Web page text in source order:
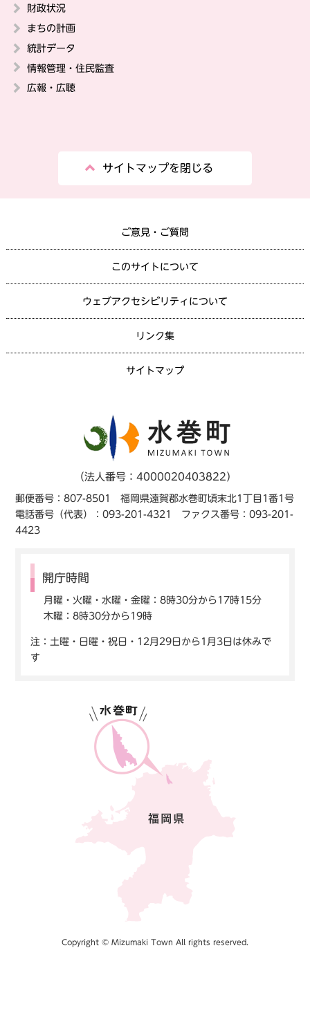
財政状況
まちの計画
統計データ
情報管理・住民監査
広報・広聴
サイトマップを閉じる
ご意見・ご質問
このサイトについて
ウェブアクセシビリティについて
リンク集
サイトマップ
（法人番号：4000020403822）
郵便番号：807-8501 福岡県遠賀郡水巻町頃末北1丁目1番1号
電話番号（代表）：093-201-4321 ファクス番号：093-201-
4423
開庁時間
月曜・火曜・水曜・金曜：8時30分から17時15分
木曜：8時30分から19時
注：土曜・日曜・祝日・12月29日から1月3日は休みで
す
Copyright © Mizumaki Town All rights reserved.